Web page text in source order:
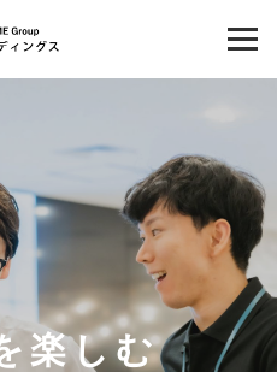
楽しむ